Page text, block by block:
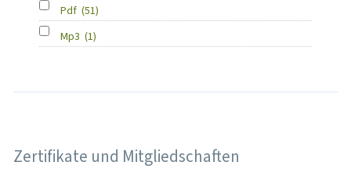
Pdf (51)
Mp3 (1)
Zertifikate und Mitgliedschaften